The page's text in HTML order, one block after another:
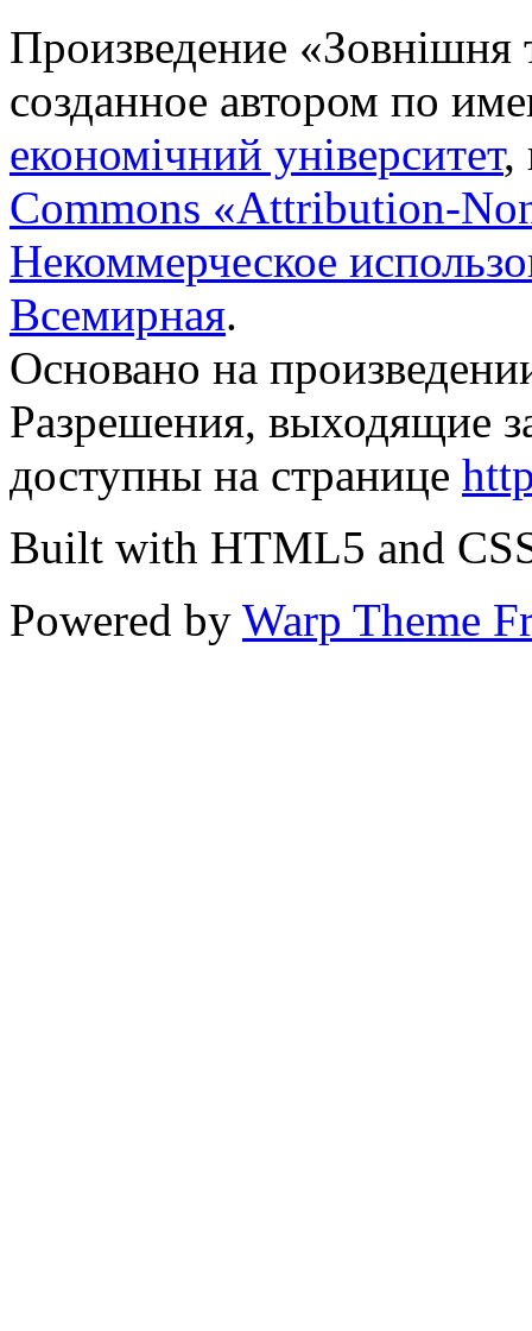
Произведение «Зовнішня
созданное автором по
економічний університет,
Commons «Attribution-
Некоммерческое
Всемирная.
Основано на
Разрешения, выходящие
доступны на странице
Built with HTML5 and
Powered by Warp Theme